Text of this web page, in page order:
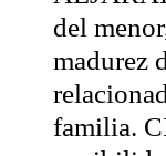
del
madurez
familia.